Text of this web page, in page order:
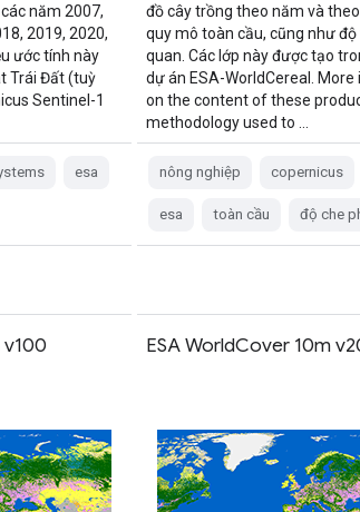
năm 2007,
2019, 2020,
ước tính này
Trái Đất (tuỳ
Sentinel-1
esa
đồ cây trồng theo năm và
quy mô toàn cầu, cũng như độ
quan. Các lớp này được tạo
dự án ESA-WorldCereal.
on the content of these
methodology used to …
nông nghiệp copernicus
esa toàn cầu độ che
v100 ESA WorldCover 10m